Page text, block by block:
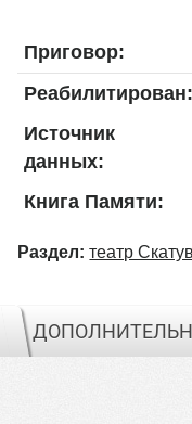
Приговор:
Реабилитирован:
Источник
данных:
Книга Памяти:
Раздел:театр